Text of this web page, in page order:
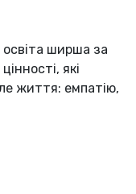
ширша за
які
життя: емпатію,